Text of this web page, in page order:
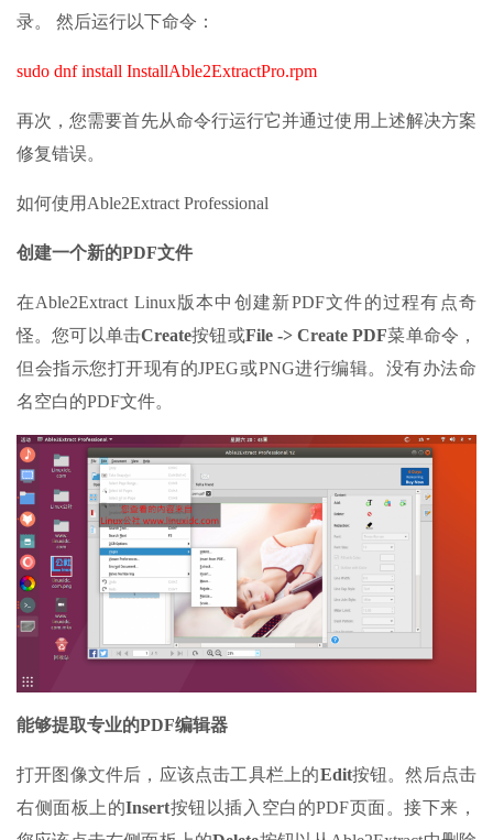
录。 然后运行以下命令：
sudo dnf install InstallAble2ExtractPro.rpm
再次，您需要首先从命令行运行它并通过使用上述解决方案
修复错误。
如何使用Able2Extract Professional
创建一个新的PDF文件
在Able2Extract Linux版本中创建新PDF文件的过程有点奇
怪。您可以单击Create按钮或File -> Create PDF菜单命令，
但会指示您打开现有的JPEG或PNG进行编辑。没有办法命
名空白的PDF文件。
能够提取专业的PDF编辑器
打开图像文件后，应该点击工具栏上的Edit按钮。然后点击
右侧面板上的Insert按钮以插入空白的PDF页面。接下来，